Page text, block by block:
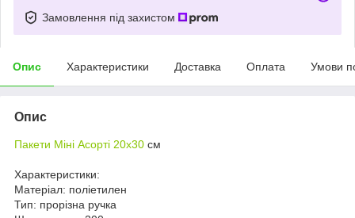
Замовлення під захистом
Опис Характеристики Доставка Оплата Умови
Опис
Пакети Міні Асорті 20х30 см
Характеристики:
Матеріал: поліетилен
Тип: прорізна ручка